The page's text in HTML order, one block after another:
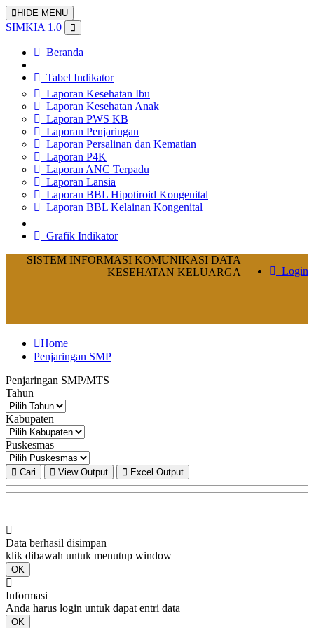
HIDE MENU
SIMKIA 1.0
Beranda
Tabel Indikator
Laporan Kesehatan Ibu
Laporan Kesehatan Anak
Laporan PWS KB
Laporan Penjaringan
Laporan Persalinan dan Kematian
Laporan P4K
Laporan ANC Terpadu
Laporan Lansia
Laporan BBL Hipotiroid Kongenital
Laporan BBL Kelainan Kongenital
Grafik Indikator
Login
SISTEM INFORMASI KOMUNIKASI DATA
KESEHATAN KELUARGA
Home
Penjaringan SMP
Penjaringan SMP/MTS
Tahun
Kabupaten
Puskesmas
Cari View Output Excel Output
Data berhasil disimpan
klik dibawah untuk menutup window
OK
Informasi
Anda harus login untuk dapat entri data
OK